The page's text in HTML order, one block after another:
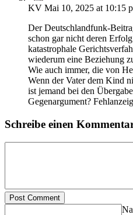
KV Mai 10, 2025 at 10:15
Der Deutschlandfunk-
schon gar nicht deren
katastrophale
wiederum eine Beziehung
Wie auch immer, die von
Wenn der Vater dem Kind
ist jemand bei den
Gegenargument?
Schreibe einen
Post Comment